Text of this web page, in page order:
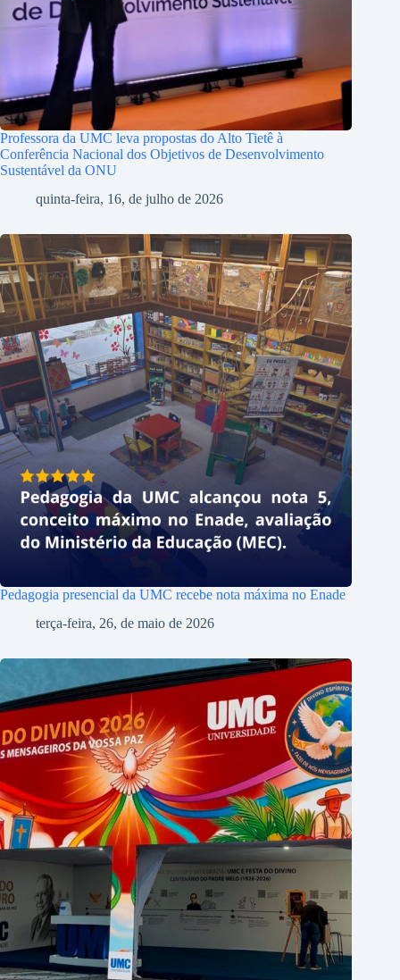
Professora da UMC leva propostas do Alto Tietê à
Conferência Nacional dos Objetivos de Desenvolvimento
Sustentável da ONU
quinta-feira, 16, de julho de 2026
Pedagogia presencial da UMC recebe nota máxima no Enade
terça-feira, 26, de maio de 2026